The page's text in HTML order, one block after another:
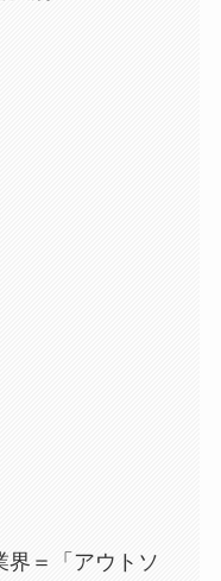
界＝「アウトソ